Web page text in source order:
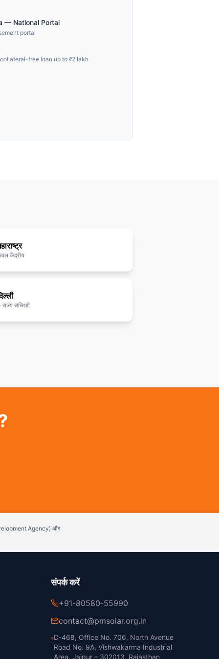
— National Portal
portal
free loan up to ₹2 lakh
केंद्रीय
राज्य सब्सिडी
Agency) और
संपर्क करें
+91-80580-55990
contact@pmsolar.org.in
D-468, Office No. 706, North Avenue
Road No. 9A, Vishwakarma Industrial
Area, Jaipur – 302013, Rajasthan